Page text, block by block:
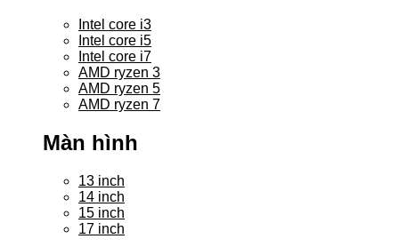
Intel core i3
Intel core i5
Intel core i7
AMD ryzen 3
AMD ryzen 5
AMD ryzen 7
Màn hình
13 inch
14 inch
15 inch
17 inch